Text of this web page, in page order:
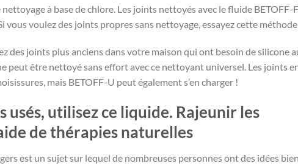
à base de chlore. Les joints nettoyés avec le fluide BETOFF-
vous voulez des joints propres sans nettoyage, essayez cette
des joints plus anciens dans votre maison qui ont besoin de silicone
peut être nettoyé sans effort avec ce nettoyant universel. Les joints
mais BETOFF-U peut également s’en charger !
utilisez ce liquide. Rajeunir les
de thérapies naturelles
est un sujet sur lequel de nombreuses personnes ont des idées